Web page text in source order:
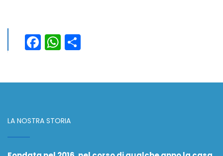
Facebook
WhatsApp
LA NOSTRA STORIA